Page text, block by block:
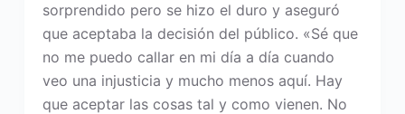
sorprendido pero se hizo el duro y aseguró
que aceptaba la decisión del público. «Sé que
no me puedo callar en mi día a día cuando
veo una injusticia y mucho menos aquí. Hay
que aceptar las cosas tal y como vienen. No